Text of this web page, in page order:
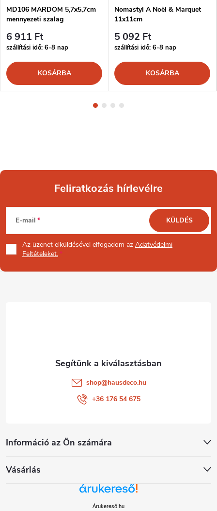
MD106 MARDOM 5,7x5,7cm
mennyezeti szalag
6 911 Ft
szállítási idő: 6-8 nap
KOSÁRBA
Nomastyl A Noël & Marquet
11x11cm
5 092 Ft
szállítási idő: 6-8 nap
KOSÁRBA
L
á
b
Feliratkozás hírlevélre
E-mail
Az üzenet elküldésével elfogadom az Adatvédelmi
Feltételeket.
KÜLDÉS
Információ az Ön számára
Vásárlás
shop@hausdeco.hu
+36 176 54 675
Árukereső.hu